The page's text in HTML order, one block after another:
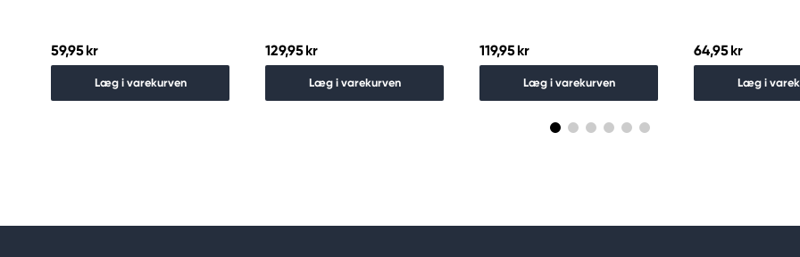
59,95 kr
Læg i varekurven
129,95 kr
Læg i varekurven
119,95 kr
Læg i varekurven
64,95 kr
Læg i